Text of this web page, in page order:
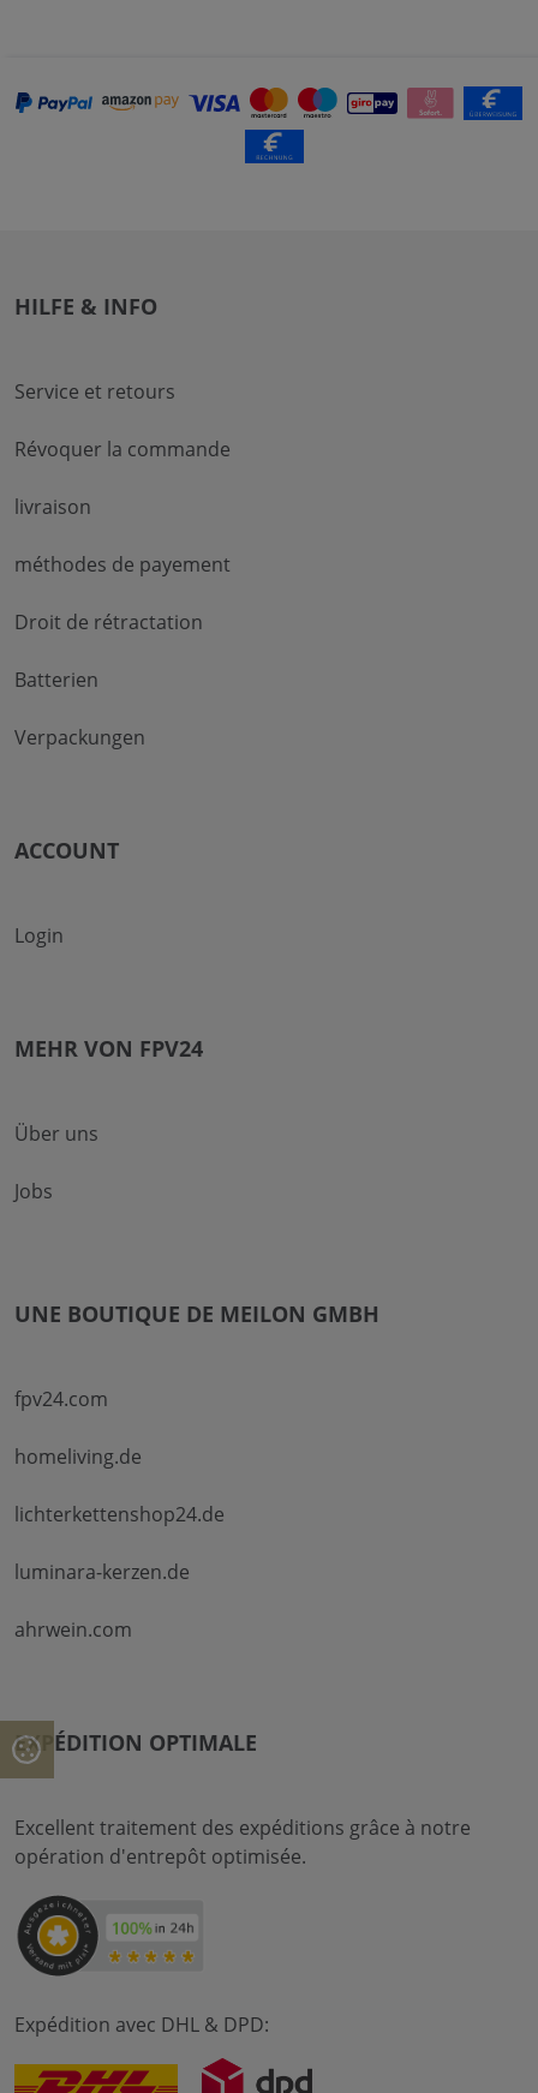
HILFE & INFO
Service et retours
Révoquer la commande
livraison
méthodes de payement
Droit de rétractation
Batterien
Verpackungen
ACCOUNT
Login
MEHR VON FPV24
Über uns
Jobs
UNE BOUTIQUE DE MEILON GMBH
fpv24.com
homeliving.de
lichterkettenshop24.de
luminara-kerzen.de
ahrwein.com
EXPÉDITION OPTIMALE
Excellent traitement des expéditions grâce à notre
opération d'entrepôt optimisée.
Expédition avec DHL & DPD: